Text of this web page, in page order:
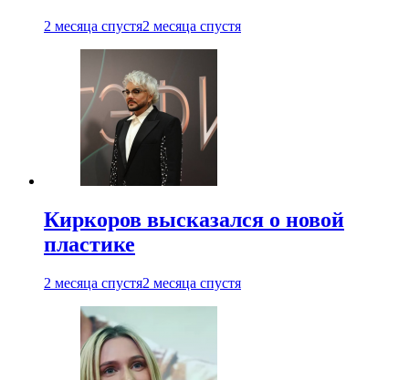
2 месяца спустя2 месяца спустя
Киркоров высказался о новой
пластике
2 месяца спустя2 месяца спустя